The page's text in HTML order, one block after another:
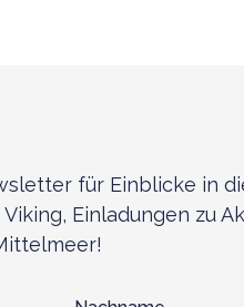
für Einblicke in
Einladungen zu